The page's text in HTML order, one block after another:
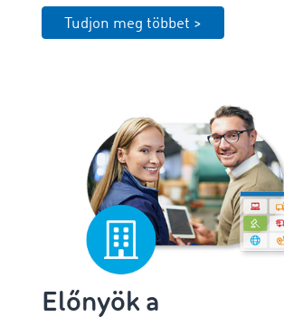
Tudjon meg többet >
Előnyök a